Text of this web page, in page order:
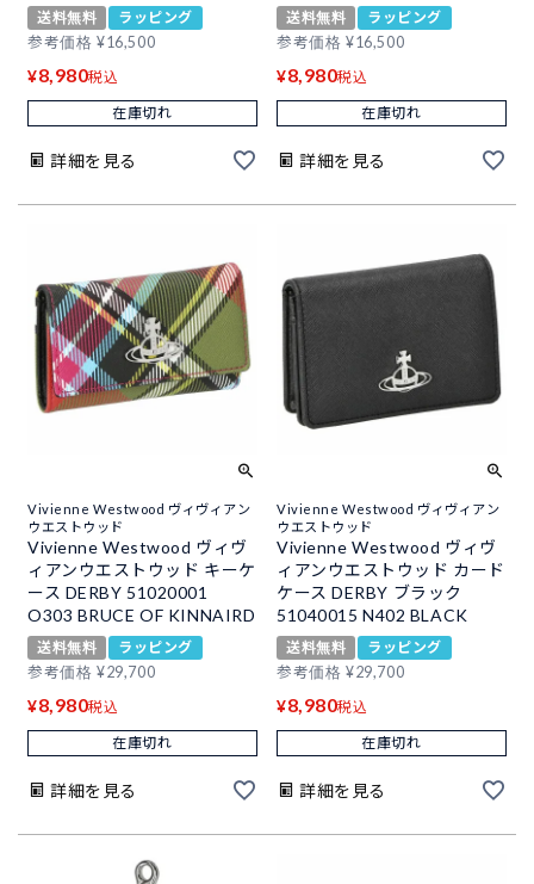
送料無料
ラッピング
参考価格 ¥16,500
¥8,980税込
在庫切れ
詳細を見る
送料無料
ラッピング
参考価格 ¥16,500
¥8,980税込
在庫切れ
詳細を見る
Vivienne Westwood ヴィヴィアン
ウエストウッド
Vivienne Westwood ヴィヴ
ィアンウエストウッド キーケ
ース DERBY 51020001
O303 BRUCE OF KINNAIRD
送料無料
ラッピング
参考価格 ¥29,700
¥8,980税込
在庫切れ
詳細を見る
Vivienne Westwood ヴィヴィアン
ウエストウッド
Vivienne Westwood ヴィヴ
ィアンウエストウッド カード
ケース DERBY ブラック
51040015 N402 BLACK
送料無料
ラッピング
参考価格 ¥29,700
¥8,980税込
在庫切れ
詳細を見る